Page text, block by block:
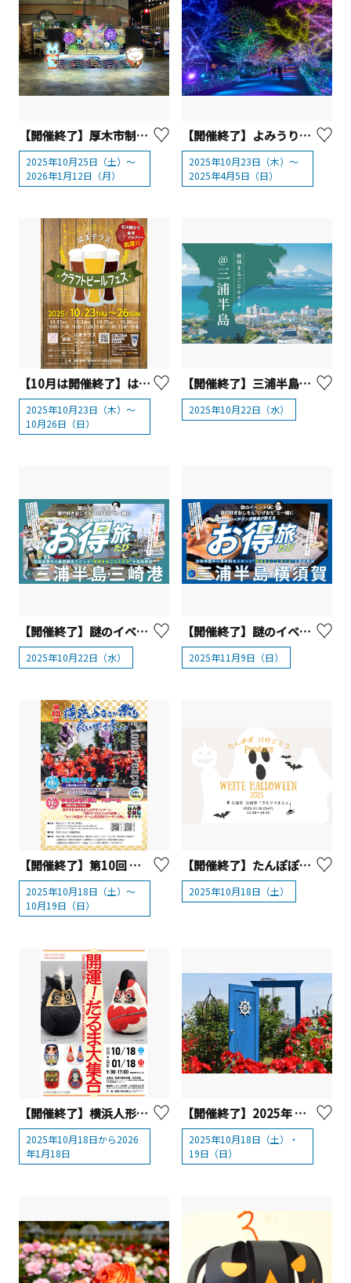
【開催終了】厚木市制70周年記念 あつぎイルミネーション2025【厚木市】
2025年10月25日（土）～
2026年1月12日（月）
【開催終了】よみうりランド ジュエルミネーション® 2025
2025年10月23日（木）～
2025年4月5日（日）
【10月は開催終了】はまテラス『クラフトビールフェス』
2025年10月23日（木）～
10月26日（日）
【開催終了】三浦半島の魅力に触れる！地域まるごとホテル 出張フェア
2025年10月22日（水）
【開催終了】謎のイベントMC「ひげおぢ」と一緒に日本旅行のベテラン添乗員が教える“お得旅” in 三浦半島・三崎港
2025年10月22日（水）
【開催終了】謎のイベントMC「ひげおぢ」と一緒に日本旅行のベテラン添乗員が教える“お得旅” in 横須賀
2025年11月9日（日）
【開催終了】第10回 横浜よさこい祭り～良い世さ来い
2025年10月18日（土）～
10月19日（日）
【開催終了】たんぽぽ川村エミコプロデュース WHITE HALLOWEEN 2025
2025年10月18日（土）
【開催終了】横浜人形の家 企画展「開運︕だるま⼤集合」を開催！【横浜市】
2025年10月18日から2026
年1月18日
【開催終了】2025年 ヴェルニー公園 『秋のローズフェスタ』
2025年10月18日（土）・
19日（日）